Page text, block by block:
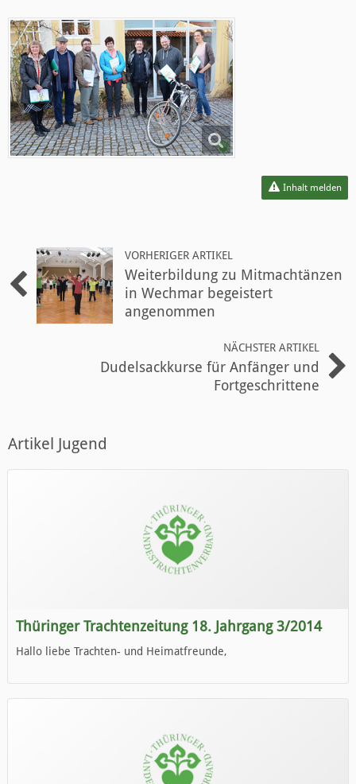
Inhalt melden
VORHERIGER ARTIKEL
Weiterbildung zu Mitmachtänzen
in Wechmar begeistert
angenommen
NÄCHSTER ARTIKEL
Dudelsackkurse für Anfänger und
Fortgeschrittene
Artikel Jugend
Thüringer Trachtenzeitung 18. Jahrgang 3/2014
Hallo liebe Trachten- und Heimatfreunde,
Wir wünschen Euch viel Spaß beim Lesen.